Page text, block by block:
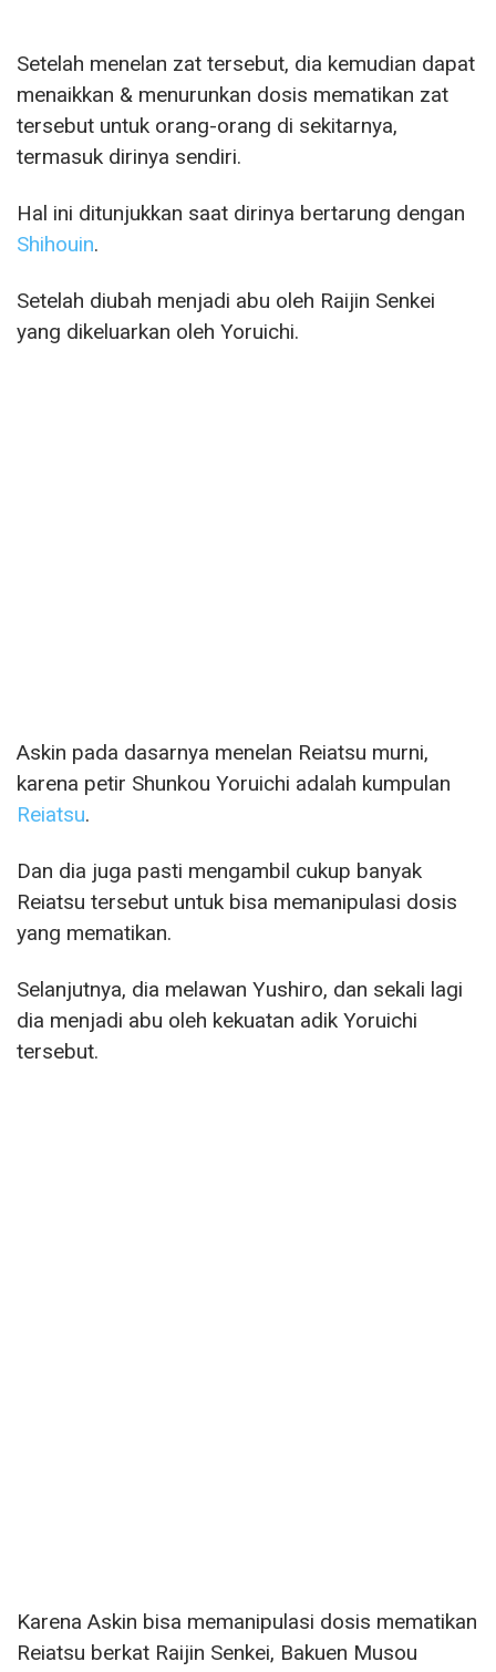
Setelah menelan zat tersebut, dia kemudian dapat
menaikkan & menurunkan dosis mematikan zat
tersebut untuk orang-orang di sekitarnya,
termasuk dirinya sendiri.
Hal ini ditunjukkan saat dirinya bertarung dengan
Shihouin.
Setelah diubah menjadi abu oleh Raijin Senkei
yang dikeluarkan oleh Yoruichi.
Askin pada dasarnya menelan Reiatsu murni,
karena petir Shunkou Yoruichi adalah kumpulan
Reiatsu.
Dan dia juga pasti mengambil cukup banyak
Reiatsu tersebut untuk bisa memanipulasi dosis
yang mematikan.
Selanjutnya, dia melawan Yushiro, dan sekali lagi
dia menjadi abu oleh kekuatan adik Yoruichi
tersebut.
Karena Askin bisa memanipulasi dosis mematikan
Reiatsu berkat Raijin Senkei, Bakuen Musou